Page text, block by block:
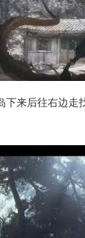
下来后往右边走